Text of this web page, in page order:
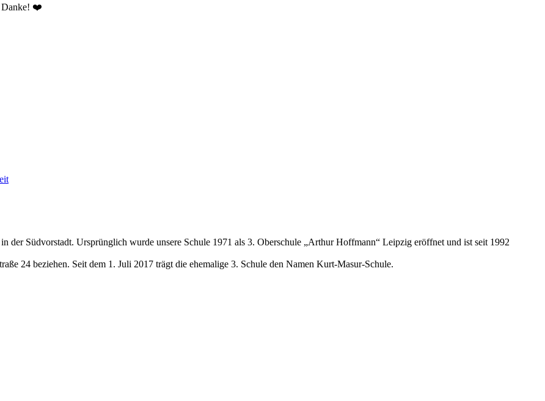
Danke! ❤️
der Südvorstadt. Ursprünglich wurde unsere Schule 1971 als 3. Oberschule „Arthur Hoffmann“ Leipzig eröffnet und ist seit 1992
24 beziehen. Seit dem 1. Juli 2017 trägt die ehemalige 3. Schule den Namen Kurt-Masur-Schule.